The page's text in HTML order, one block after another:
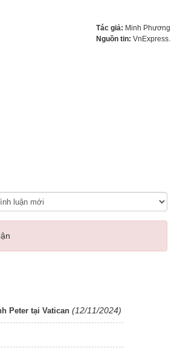
Tác giả: Minh Phương
Nguồn tin: VnExpress.
Peter tại Vatican (12/11/2024)